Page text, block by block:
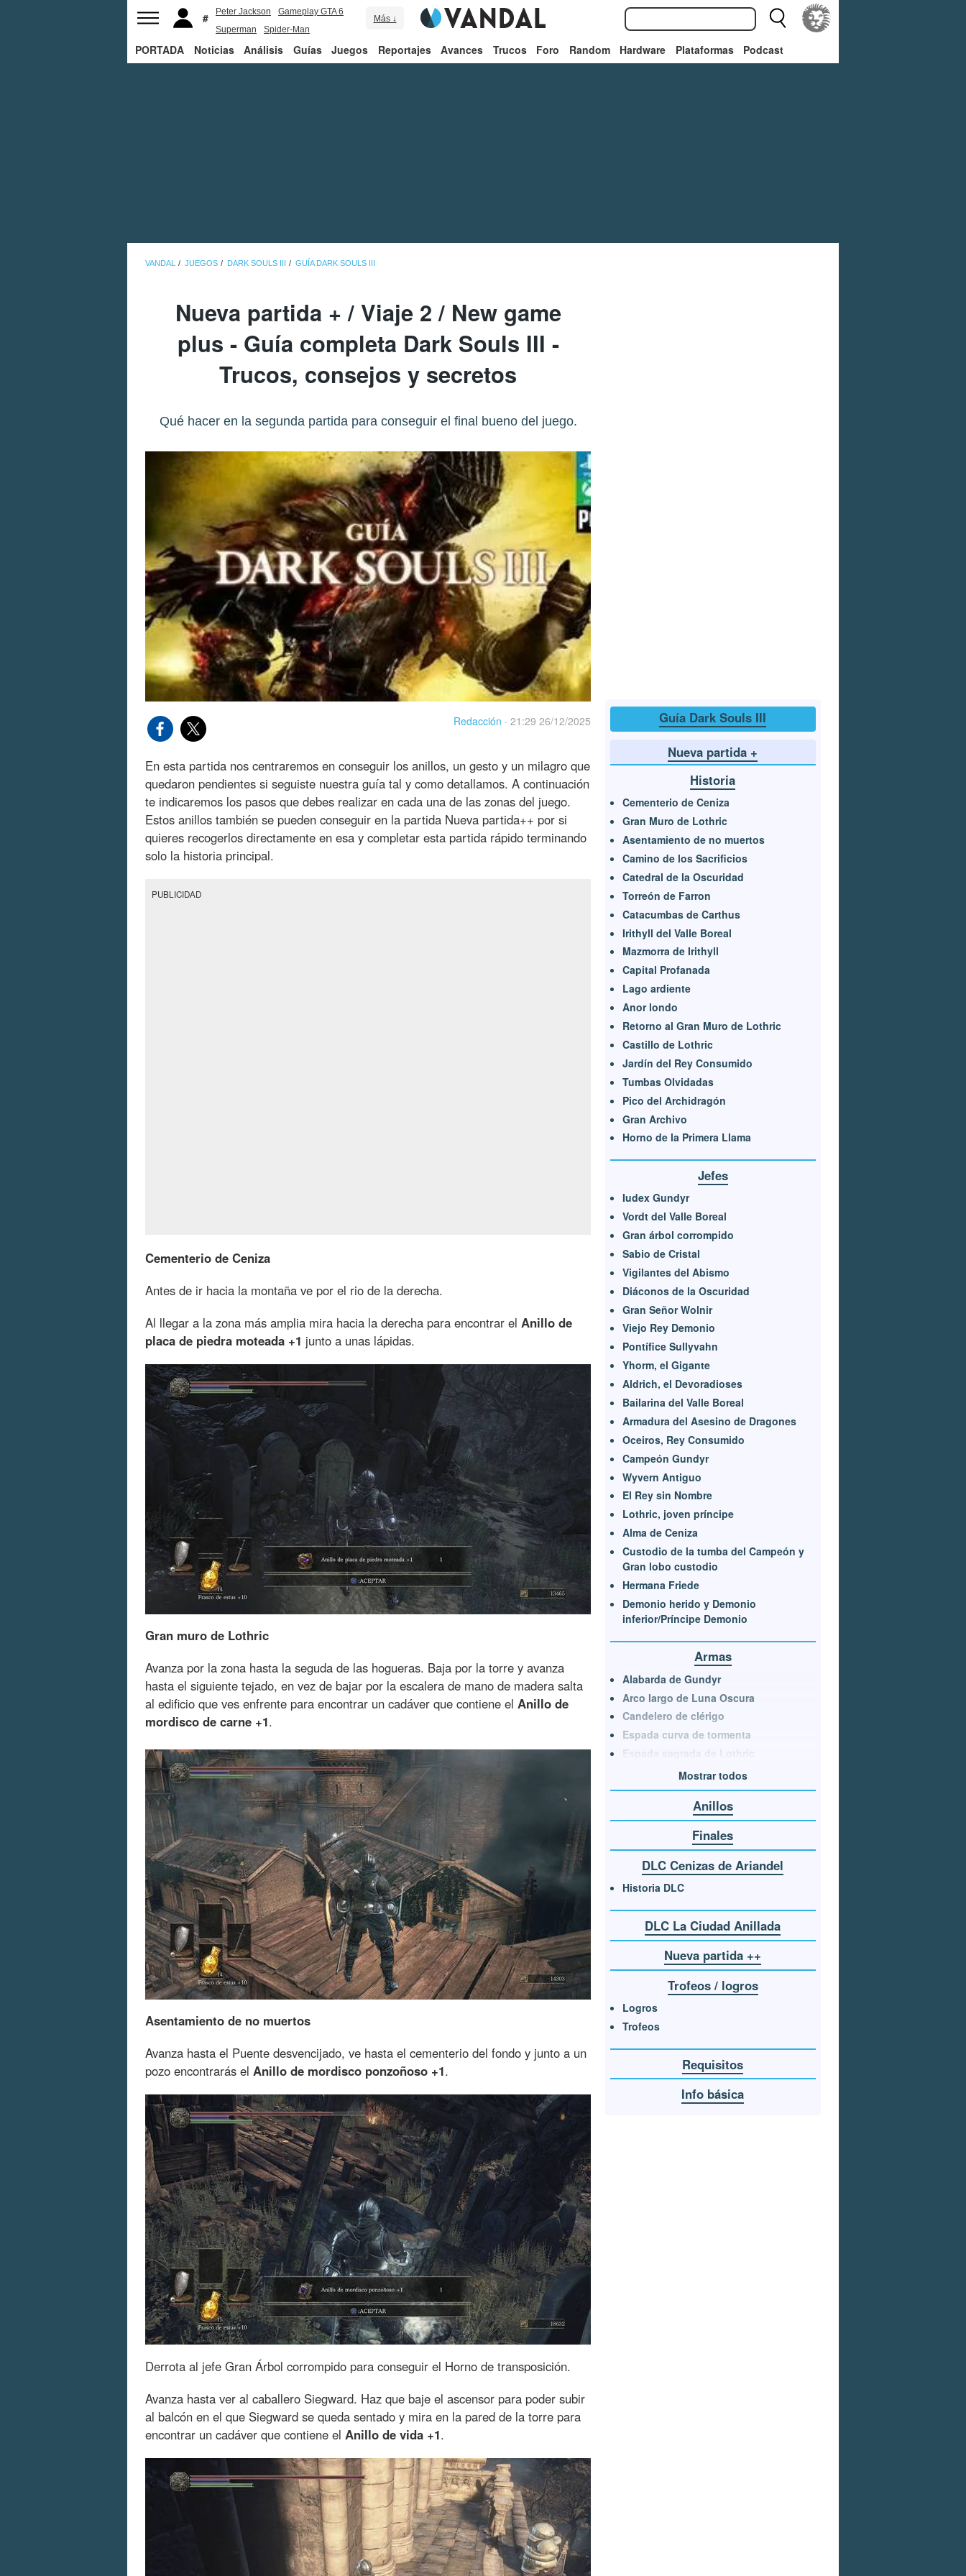
Peter Jackson
Gameplay GTA 6
Superman
Spider-Man
Más ↓
PORTADA Noticias Análisis Guías Juegos Reportajes Avances Trucos Foro Random Hardware Plataformas Podcast
VANDAL JUEGOS DARK SOULS III GUÍA DARK SOULS III
Nueva partida + / Viaje 2 / New game
plus - Guía completa Dark Souls III -
Trucos, consejos y secretos
Qué hacer en la segunda partida para conseguir el final bueno del juego.
Redacción · 21:29 26/12/2025
En esta partida nos centraremos en conseguir los anillos, un gesto y un milagro que
quedaron pendientes si seguiste nuestra guía tal y como detallamos. A continuación
te indicaremos los pasos que debes realizar en cada una de las zonas del juego.
Estos anillos también se pueden conseguir en la partida Nueva partida++ por si
quieres recogerlos directamente en esa y completar esta partida rápido terminando
solo la historia principal.
PUBLICIDAD
Cementerio de Ceniza
Antes de ir hacia la montaña ve por el rio de la derecha.
Al llegar a la zona más amplia mira hacia la derecha para encontrar el Anillo de
placa de piedra moteada +1 junto a unas lápidas.
Gran muro de Lothric
Avanza por la zona hasta la seguda de las hogueras. Baja por la torre y avanza
hasta el siguiente tejado, en vez de bajar por la escalera de mano de madera salta
al edificio que ves enfrente para encontrar un cadáver que contiene el Anillo de
mordisco de carne +1.
Asentamiento de no muertos
Avanza hasta el Puente desvencijado, ve hasta el cementerio del fondo y junto a un
pozo encontrarás el Anillo de mordisco ponzoñoso +1.
Derrota al jefe Gran Árbol corrompido para conseguir el Horno de transposición.
Avanza hasta ver al caballero Siegward. Haz que baje el ascensor para poder subir
al balcón en el que Siegward se queda sentado y mira en la pared de la torre para
encontrar un cadáver que contiene el Anillo de vida +1.
Guía Dark Souls III
Nueva partida +
Historia
Cementerio de Ceniza
Gran Muro de Lothric
Asentamiento de no muertos
Camino de los Sacrificios
Catedral de la Oscuridad
Torreón de Farron
Catacumbas de Carthus
Irithyll del Valle Boreal
Mazmorra de Irithyll
Capital Profanada
Lago ardiente
Anor londo
Retorno al Gran Muro de Lothric
Castillo de Lothric
Jardín del Rey Consumido
Tumbas Olvidadas
Pico del Archidragón
Gran Archivo
Horno de la Primera Llama
Jefes
Iudex Gundyr
Vordt del Valle Boreal
Gran árbol corrompido
Sabio de Cristal
Vigilantes del Abismo
Diáconos de la Oscuridad
Gran Señor Wolnir
Viejo Rey Demonio
Pontífice Sullyvahn
Yhorm, el Gigante
Aldrich, el Devoradioses
Bailarina del Valle Boreal
Armadura del Asesino de Dragones
Oceiros, Rey Consumido
Campeón Gundyr
Wyvern Antiguo
El Rey sin Nombre
Lothric, joven príncipe
Alma de Ceniza
Custodio de la tumba del Campeón y
Gran lobo custodio
Hermana Friede
Demonio herido y Demonio
inferior/Príncipe Demonio
Armas
Alabarda de Gundyr
Arco largo de Luna Oscura
Candelero de clérigo
Espada curva de tormenta
Espada sagrada de Lothric
Mostrar todos
Anillos
Finales
DLC Cenizas de Ariandel
Historia DLC
DLC La Ciudad Anillada
Nueva partida ++
Trofeos / logros
Logros
Trofeos
Requisitos
Info básica